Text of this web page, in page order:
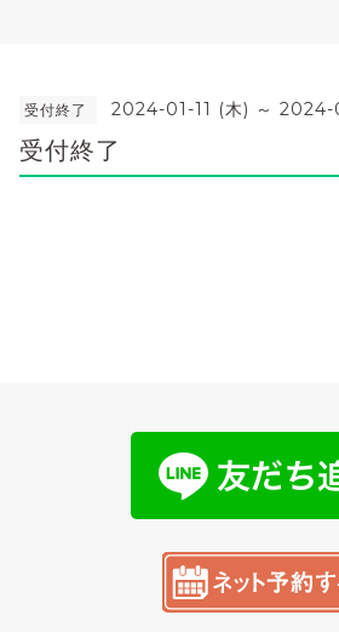
受付終了 2024-01-11 (木) ～ 2024-
受付終了